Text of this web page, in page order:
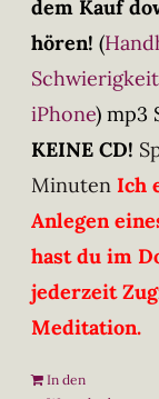
dem Kauf
hören! (
iPhone) mp3
KEINE CD!
Minuten Ich
Anlegen
hast du im
jederzeit
Meditation.
In den